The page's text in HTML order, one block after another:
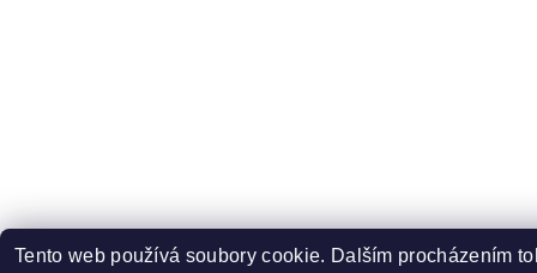
Tento web používá soubory cookie. Dalším procházením